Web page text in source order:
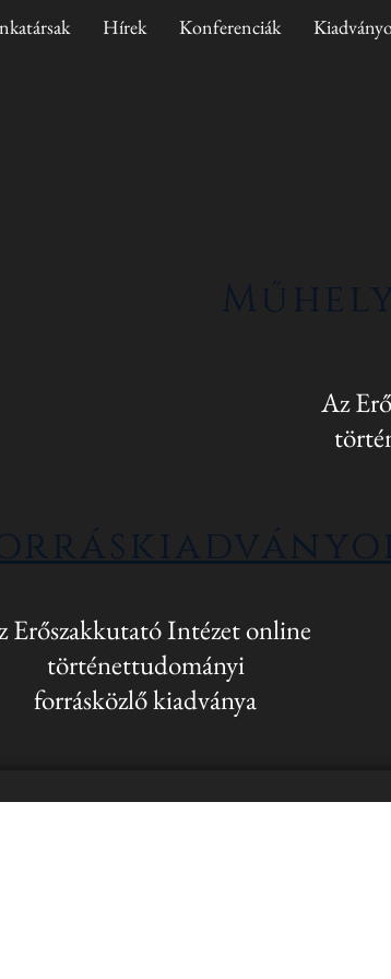
Hírek Konferenciák
Az
Erőszakkutató Intézet online
történettudományi
forrásközlő kiadványa